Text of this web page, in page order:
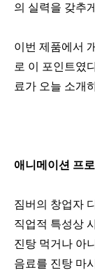
의 실력을 갖추
이번 제품에서
로 이 포인트였
료가 오늘 소개
애니메이션 프
짐버의 창업자
직업적 특성상
진탕 먹거나 아
음료를 진탕 마